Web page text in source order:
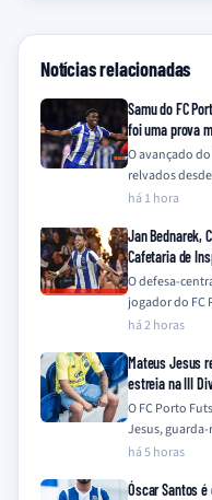
Notícias relacionadas
Samu do FC
foi uma prova
O avançado
relvados
joelho,
há 1 hora
Jan Bednarek,
Cafetaria de
O defesa-
jogador do FC
embarcaram
há 2 horas
Mateus Jesus
estreia na III
O FC Porto
Jesus,
Sub-19 do
há 5 horas
Óscar Santos